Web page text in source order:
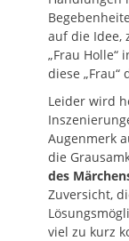
auf die Idee,
„Frau Holle“
diese
Leider wird
Augenmerk
die
des
Zuversicht,
viel zu kurz